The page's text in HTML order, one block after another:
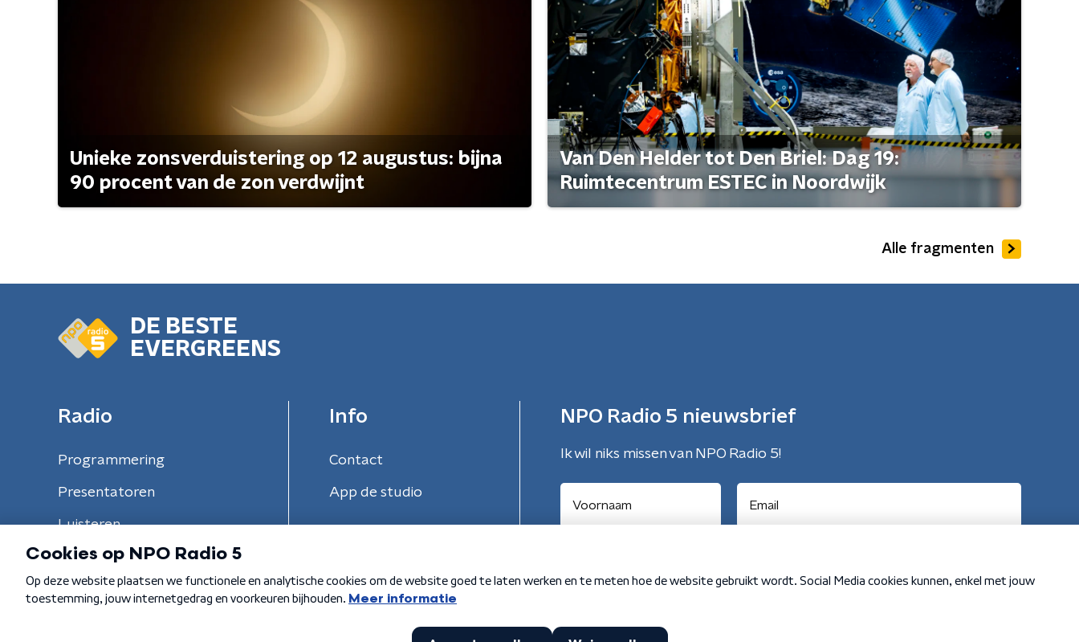
Unieke zonsverduistering op 12 augustus: bijna
90 procent van de zon verdwijnt
Van Den Helder tot Den Briel: Dag 19:
Ruimtecentrum ESTEC in Noordwijk
Alle fragmenten
DE BESTE
EVERGREENS
Radio
Programmering
Presentatoren
Luisteren
Info
Contact
App de studio
NPO Radio 5 nieuwsbrief
Ik wil niks missen van NPO Radio 5!
Algemene voorwaarden Privacybeleid